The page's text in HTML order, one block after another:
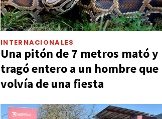
INTERNACIONALES
Una pitón de 7 metros mató y
tragó entero a un hombre que
volvía de una fiesta